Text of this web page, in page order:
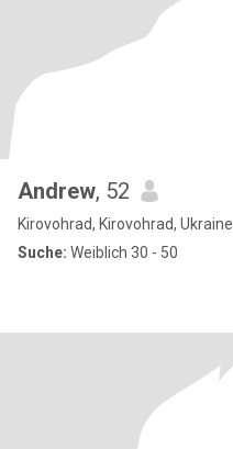
Andrew, 52
Kirovohrad, Kirovohrad, Ukraine
Suche: Weiblich 30 - 50